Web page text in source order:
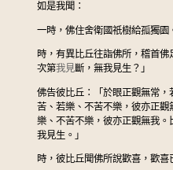
如是我聞：
一時，佛住舍衛國祇樹給孤獨園
時，有異比丘往詣佛所，稽首佛
次第我見斷，無我見生？」
佛告彼比丘：「於眼正觀無常
苦、若樂、不苦不樂，彼亦正
樂、不苦不樂，彼亦正觀無我
我見生。」
時，彼比丘聞佛所說歡喜，歡喜